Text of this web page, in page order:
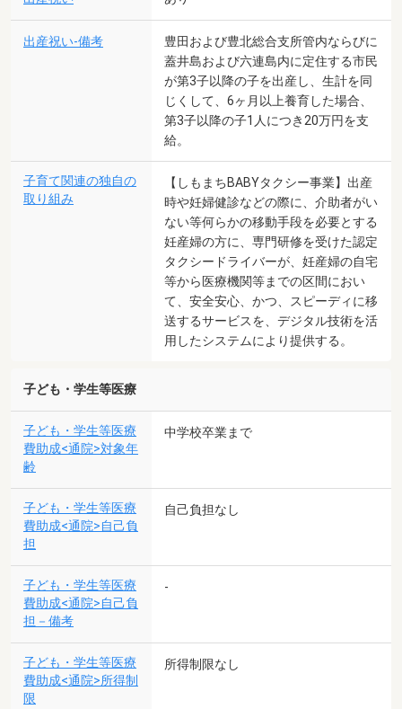
出産祝い-備考
豊田および豊北総合支所管内ならびに
蓋井島および六連島内に定住する市民
が第3子以降の子を出産し、生計を同
じくして、6ヶ月以上養育した場合、
第3子以降の子1人につき20万円を支
給。
子育て関連の独自の
取り組み
【しもまちBABYタクシー事業】出産
時や妊婦健診などの際に、介助者がい
ない等何らかの移動手段を必要とする
妊産婦の方に、専門研修を受けた認定
タクシードライバーが、妊産婦の自宅
等から医療機関等までの区間におい
て、安全安心、かつ、スピーディに移
送するサービスを、デジタル技術を活
用したシステムにより提供する。
子ども・学生等医療
子ども・学生等医療
費助成<通院>対象年
齢
中学校卒業まで
子ども・学生等医療
費助成<通院>自己負
担
自己負担なし
子ども・学生等医療
費助成<通院>自己負
担－備考
-
子ども・学生等医療
費助成<通院>所得制
限
所得制限なし